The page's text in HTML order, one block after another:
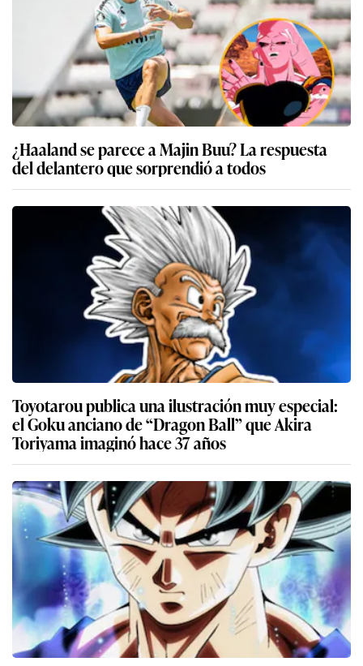
¿Haaland se parece a Majin Buu? La respuesta
del delantero que sorprendió a todos
Toyotarou publica una ilustración muy especial:
el Goku anciano de “Dragon Ball” que Akira
Toriyama imaginó hace 37 años